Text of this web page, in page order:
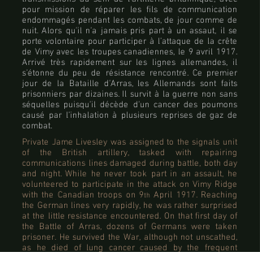
pour mission de réparer les fils de communication
endommagés pendant les combats, de jour comme de
nuit. Alors qu’il n’a jamais pris part à un assaut, il se
porte volontaire pour participer à l’attaque de la crête
de Vimy avec les troupes canadiennes, le 9 avril 1917.
Arrivé très rapidement sur les lignes allemandes, il
s’étonne du peu de résistance rencontré. Ce premier
jour de la Bataille d’Arras, les Allemands sont faits
prisonniers par dizaines. Il survit à la guerre non sans
séquelles puisqu’il décède d’un cancer des poumons
causé par l’inhalation à plusieurs reprises de gaz de
combat.
Private Jame Livesley was assigned to the signals unit
of the British artillery, tasked with repairing
communications lines damaged during battle, both day
and night. While he never took part in an assault, he
volunteered to participate in the attack on Vimy Ridge
with the Canadian troops on 9th April 1917. Reaching
the German lines very rapidly, he was rather surprised
at the little resistance encountered. On that first day of
the Battle of Arras, dozens of Germans were taken
prisoner. He survived the War, although not unscathed,
as he died of lung cancer caused by the frequent